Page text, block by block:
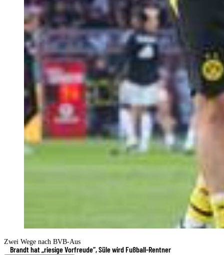
Zwei Wege nach BVB-Aus
Brandt hat „riesige Vorfreude“, Süle wird Fußball-Rentner